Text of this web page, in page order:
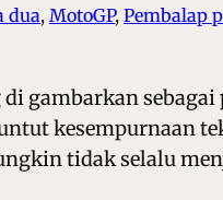
dua, MotoGP, Pembalap
gambarkan sebagai
kesempurnaan
tidak selalu